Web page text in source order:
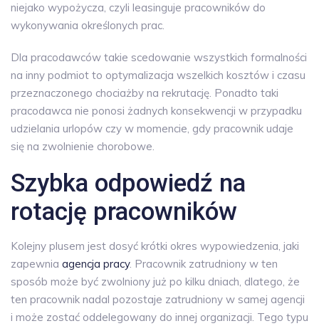
niejako wypożycza, czyli leasinguje pracowników do
wykonywania określonych prac.
Dla pracodawców takie scedowanie wszystkich formalności
na inny podmiot to optymalizacja wszelkich kosztów i czasu
przeznaczonego chociażby na rekrutację. Ponadto taki
pracodawca nie ponosi żadnych konsekwencji w przypadku
udzielania urlopów czy w momencie, gdy pracownik udaje
się na zwolnienie chorobowe.
Szybka odpowiedź na
rotację pracowników
Kolejny plusem jest dosyć krótki okres wypowiedzenia, jaki
zapewnia agencja pracy. Pracownik zatrudniony w ten
sposób może być zwolniony już po kilku dniach, dlatego, że
ten pracownik nadal pozostaje zatrudniony w samej agencji
i może zostać oddelegowany do innej organizacji. Tego typu